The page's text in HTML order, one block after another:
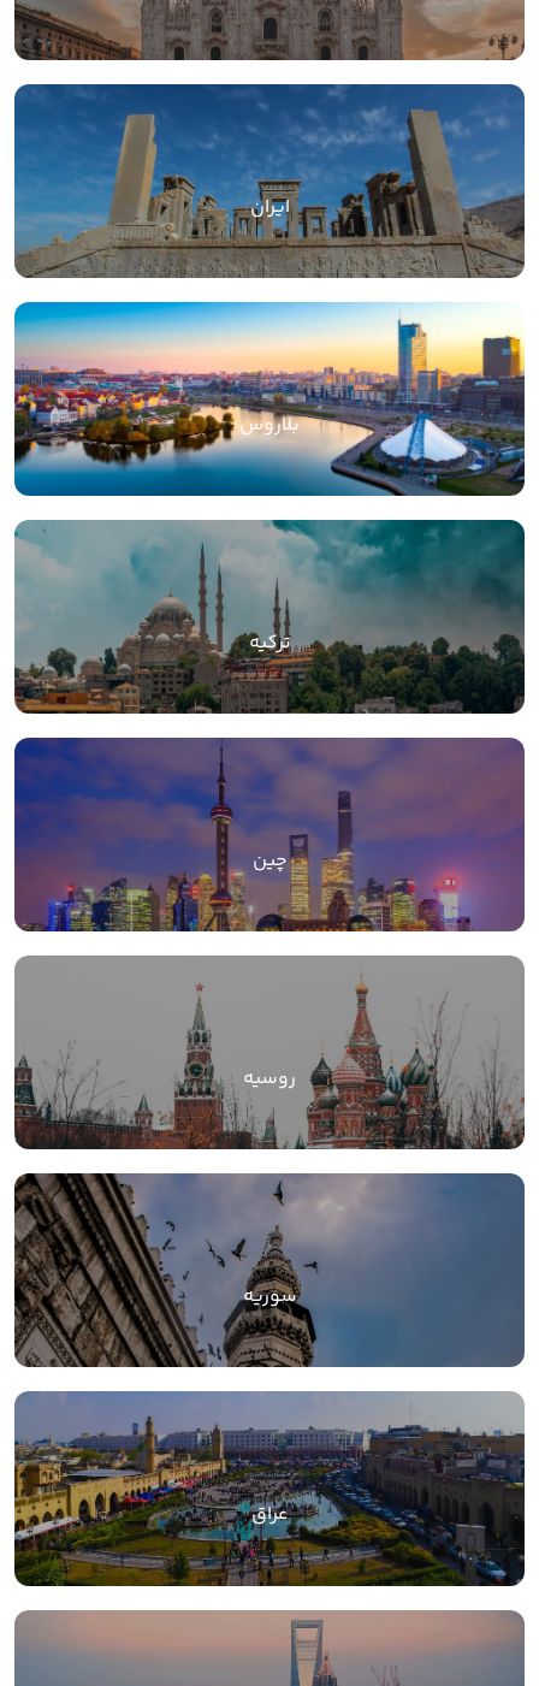
ایران
بلاروس
ترکیه
چین
روسیه
سوریه
عراق